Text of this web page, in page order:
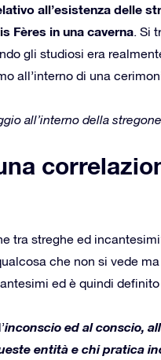
all’esistenza delle
Fères in una caverna. Si
gli studiosi era
all’interno di una
all’interno della
tra streghe ed
che non si vede
ed è quindi definito
inconscio ed al conscio,
entità e chi pratica